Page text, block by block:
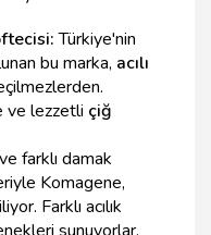
Türkiye'nin
bu marka, acılı
ve lezzetli çiğ
farklı damak
Komagene,
Farklı acılık